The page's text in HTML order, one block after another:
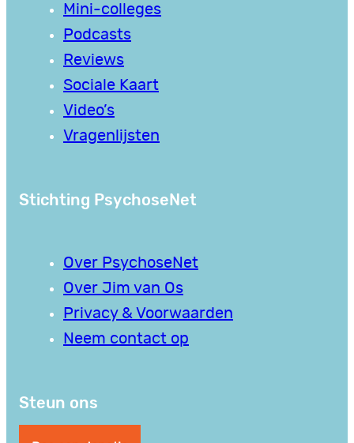
Mini-colleges
Podcasts
Reviews
Sociale Kaart
Video’s
Vragenlijsten
Stichting PsychoseNet
Over PsychoseNet
Over Jim van Os
Privacy & Voorwaarden
Neem contact op
Steun ons